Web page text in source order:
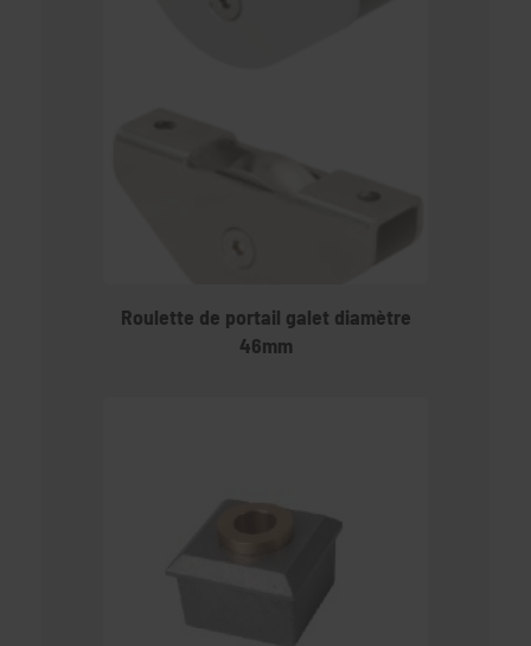
Roulette de portail galet diamètre
46mm